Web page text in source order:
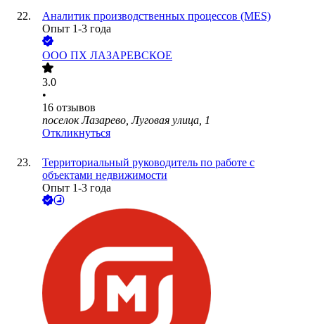
Аналитик производственных процессов (MES)
Опыт 1-3 года
ООО ПХ ЛАЗАРЕВСКОЕ
3.0
•
16 отзывов
поселок Лазарево, Луговая улица, 1
Откликнуться
Территориальный руководитель по работе с
объектами недвижимости
Опыт 1-3 года